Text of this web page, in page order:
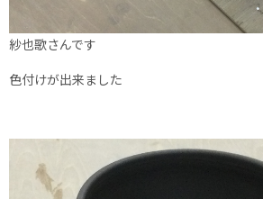
紗也歌さんです
色付けが出来ました